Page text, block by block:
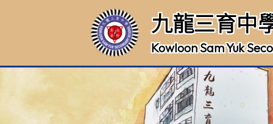
九龍三育中
Kowloon Sam Yuk